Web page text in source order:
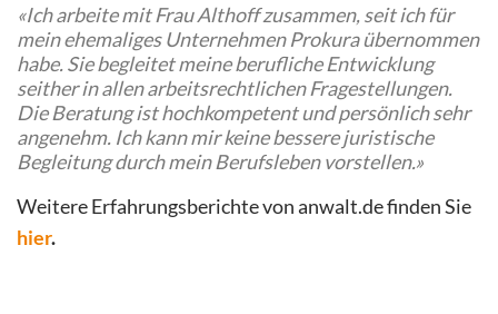
«Ich arbeite mit Frau Althoff zusammen, seit ich für
mein ehemaliges Unternehmen Prokura übernommen
habe. Sie begleitet meine berufliche Entwicklung
seither in allen arbeitsrechtlichen Fragestellungen.
Die Beratung ist hochkompetent und persönlich sehr
angenehm. Ich kann mir keine bessere juristische
Begleitung durch mein Berufsleben vorstellen.»
Weitere Erfahrungsberichte von anwalt.de finden Sie
hier.